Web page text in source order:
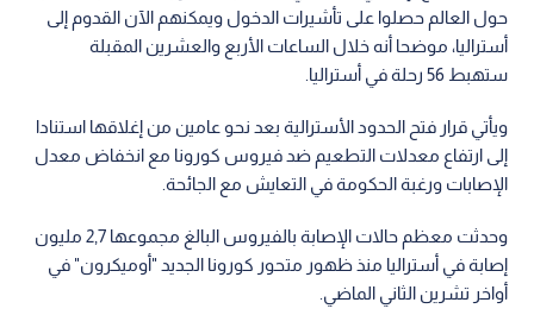
حول العالم حصلوا على تأشيرات الدخول ويمكنهم الآن القدوم إلى
أستراليا، موضحا أنه خلال الساعات الأربع والعشرين المقبلة
ستهبط 56 رحلة في أستراليا.
ويأتي قرار فتح الحدود الأسترالية بعد نحو عامين من إغلاقها استنادا
إلى ارتفاع معدلات التطعيم ضد فيروس كورونا مع انخفاض معدل
الإصابات ورغبة الحكومة في التعايش مع الجائحة.
وحدثت معظم حالات الإصابة بالفيروس البالغ مجموعها 2,7 مليون
إصابة في أستراليا منذ ظهور متحور كورونا الجديد "أوميكرون" في
أواخر تشرين الثاني الماضي.